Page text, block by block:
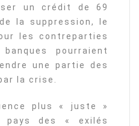
un crédit de 69
la suppression, le
les contreparties
pourraient
une partie des
la crise.
plus « juste »
pays des « exilés